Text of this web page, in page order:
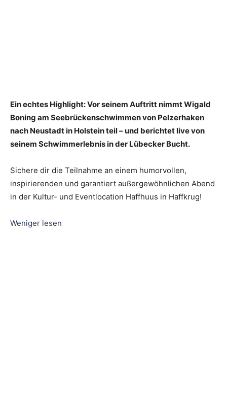
Ein echtes Highlight: Vor seinem Auftritt nimmt Wigald
Boning am Seebrückenschwimmen von Pelzerhaken
nach Neustadt in Holstein teil – und berichtet live von
seinem Schwimmerlebnis in der Lübecker Bucht.
Sichere dir die Teilnahme an einem humorvollen,
inspirierenden und garantiert außergewöhnlichen Abend
in der Kultur- und Eventlocation Haffhuus in Haffkrug!
Weniger lesen